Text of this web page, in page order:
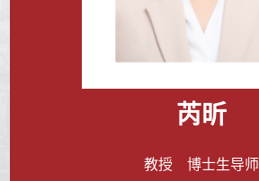
芮昕
教授 博士生导师